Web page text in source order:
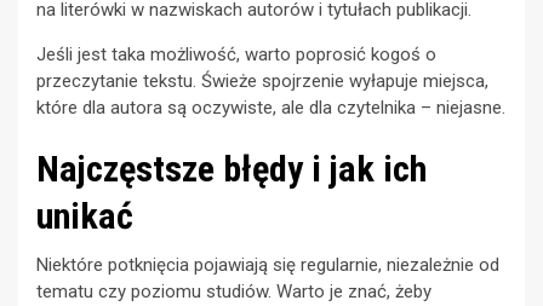
na literówki w nazwiskach autorów i tytułach publikacji.
Jeśli jest taka możliwość, warto poprosić kogoś o
przeczytanie tekstu. Świeże spojrzenie wyłapuje miejsca,
które dla autora są oczywiste, ale dla czytelnika – niejasne.
Najczęstsze błędy i jak ich
unikać
Niektóre potknięcia pojawiają się regularnie, niezależnie od
tematu czy poziomu studiów. Warto je znać, żeby